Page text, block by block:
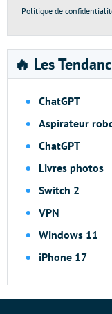
Politique de
🔥 Les
ChatGPT
Aspirateur
ChatGPT
Livres photos
Switch 2
VPN
Windows 11
iPhone 17